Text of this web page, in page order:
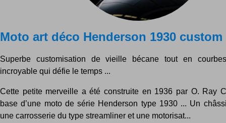
Moto art déco Henderson 1930 custom
Superbe customisation de vieille bécane tout en
incroyable qui défie le temps ...
Cette petite merveille a été construite en 1936 par O. Ray
base d’une moto de série Henderson type 1930 ... Un
une carrosserie du type streamliner et une motorisat...